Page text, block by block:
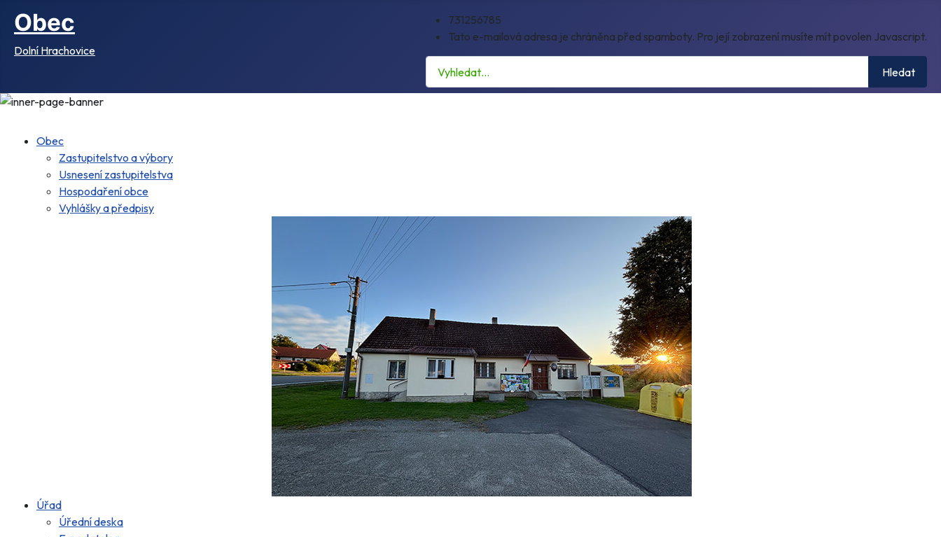
Obec
Dolní Hrachovice
731256785
Tato e-mailová adresa je chráněna před spamboty. Pro její zobrazení musíte mít povolen Javascript.
Hledat
Obec
Zastupitelstvo a výbory
Usnesení zastupitelstva
Hospodaření obce
Vyhlášky a předpisy
Úřad
Úřední deska